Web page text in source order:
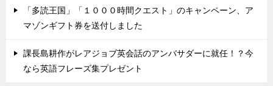
「多読王国」「１０００時間クエスト」のキャンペーン、ア
マゾンギフト券を送付しました
課長島耕作がレアジョブ英会話のアンバサダーに就任！？今
なら英語フレーズ集プレゼント